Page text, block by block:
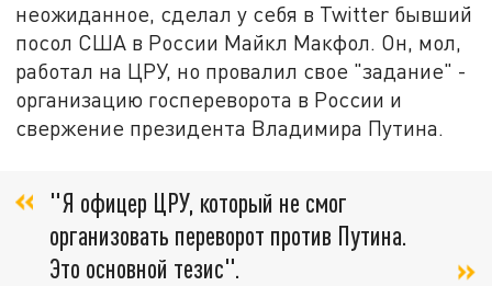
неожиданное, сделал у себя в Twitter бывший
посол США в России Майкл Макфол. Он, мол,
работал на ЦРУ, но провалил свое "задание" -
организацию госпереворота в России и
свержение президента Владимира Путина.
"Я офицер ЦРУ, который не смог
организовать переворот против Путина.
Это основной тезис".